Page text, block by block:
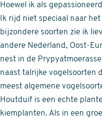
Hoewel ik als
Ik rijd niet speciaal naar
bijzondere soorten zie ik
andere Nederland, Oost-
nest in de
naast talrijke vogelsoorten
meest algemene
Houtduif is een echte
kiemplanten. Als in een